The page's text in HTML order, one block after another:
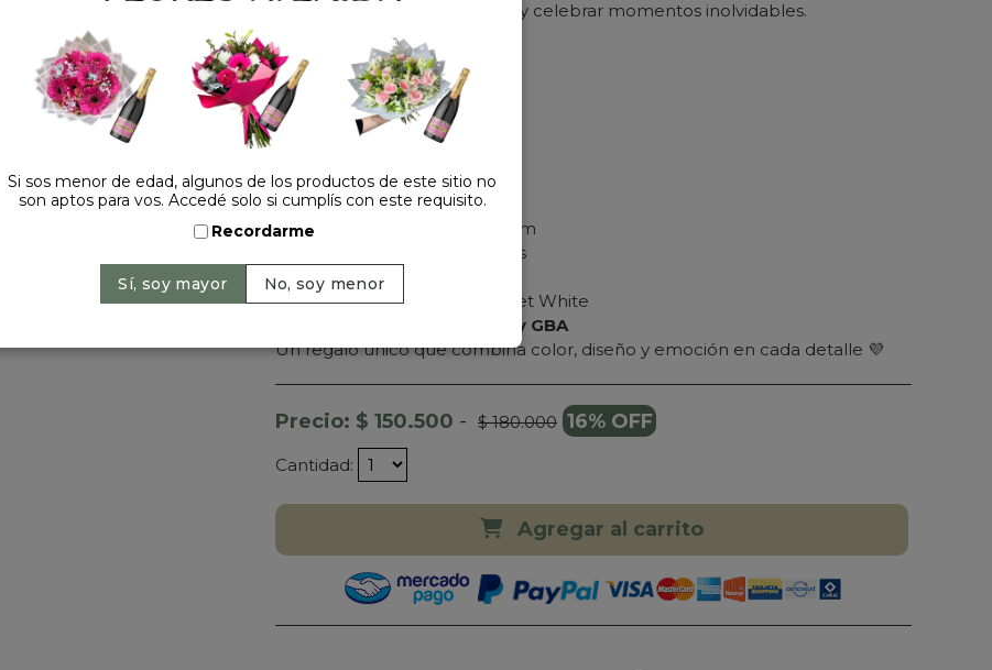
, perfecta para brindar y celebrar momentos inolvidables.
• Aniversarios
• Cumpleaños
• Regalos románticos
• Felicitaciones
• Celebraciones especiales
📦Incluye:
✔ Ramo de rosas lilas premium
✔ Hojas tropicales decorativas
✔ Presentación de lujo
✔ Champagne Jasmine Monet White
Envíos en el día en CABA y GBA
Un regalo único que combina color, diseño y emoción en cada detalle 💜
Precio: $ 150.500 - $ 180.000 16% OFF
Cantidad:
Agregar al carrito
Si sos menor de edad, algunos de los productos de este sitio no
son aptos para vos. Accedé solo si cumplís con este requisito.
Recordarme